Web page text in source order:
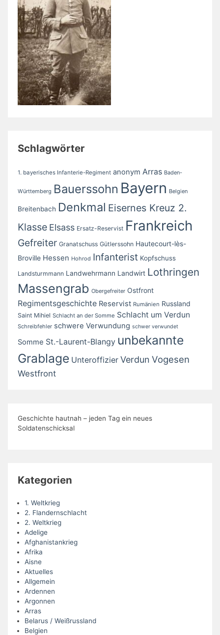
Schlagwörter
1. bayerisches Infanterie-Regiment anonym Arras Baden-
Württemberg Bauerssohn Bayern Belgien
Breitenbach Denkmal Eisernes Kreuz 2.
Klasse Elsass Ersatz-Reservist Frankreich
Gefreiter Granatschuss Gütlerssohn Hautecourt-lès-
Broville Hessen Hohrod Infanterist Kopfschuss
Landsturmmann Landwehrmann Landwirt Lothringen
Massengrab Obergefreiter Ostfront
Regimentsgeschichte Reservist Rumänien Russland
Saint Mihiel Schlacht an der Somme Schlacht um Verdun
Schreibfehler schwere Verwundung schwer verwundet
Somme St.-Laurent-Blangy unbekannte
Grablage Unteroffizier Verdun Vogesen
Westfront
Geschichte hautnah – jeden Tag ein neues
Soldatenschicksal
Kategorien
1. Weltkrieg
2. Flandernschlacht
2. Weltkrieg
Adelige
Afghanistankrieg
Afrika
Aisne
Aktuelles
Allgemein
Ardennen
Argonnen
Arras
Belarus / Weißrussland
Belgien